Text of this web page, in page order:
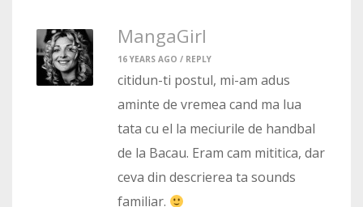
MangaGirl
16 YEARS AGO / REPLY
citidun-ti postul, mi-am adus
aminte de vremea cand ma lua
tata cu el la meciurile de handbal
de la Bacau. Eram cam mititica, dar
ceva din descrierea ta sounds
familiar.